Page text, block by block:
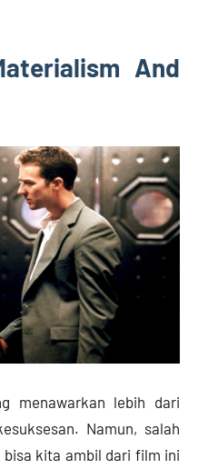
And
menawarkan lebih dari
Namun, salah
kita ambil dari film ini